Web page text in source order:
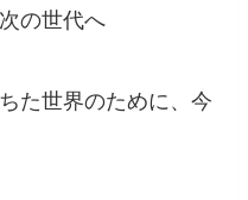
の世代へ
た世界のために、今